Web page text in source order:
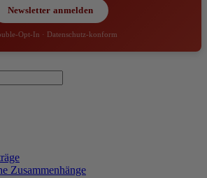
Newsletter anmelden
Opt-In · Datenschutz-konform
Zusammenhänge